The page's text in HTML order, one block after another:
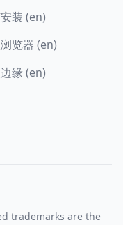
装 (en)
览器 (en)
缘 (en)
trademarks are the